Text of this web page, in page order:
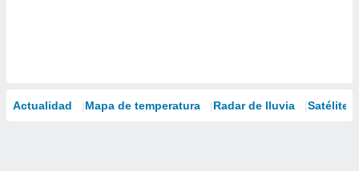
Actualidad Mapa de temperatura Radar de lluvia Satélites